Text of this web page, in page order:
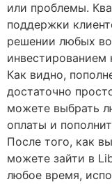
или проблемы.
поддержки
решении любых
Как видно,
достаточно
можете выбрать
оплаты и
После того, как
можете зайти в
любое время,